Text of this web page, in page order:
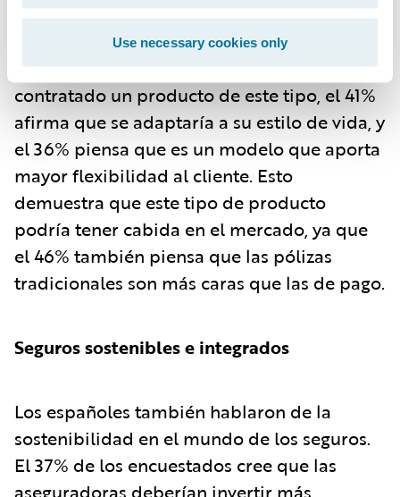
Use necessary cookies only
activar y desactivar en función de las
necesidades del momento. Aunque el 53%
de los encuestados reconoce que no ha
contratado un producto de este tipo, el 41%
afirma que se adaptaría a su estilo de vida, y
el 36% piensa que es un modelo que aporta
mayor flexibilidad al cliente. Esto
demuestra que este tipo de producto
podría tener cabida en el mercado, ya que
el 46% también piensa que las pólizas
tradicionales son más caras que las de pago.
Seguros sostenibles e integrados
Los españoles también hablaron de la
sostenibilidad en el mundo de los seguros.
El 37% de los encuestados cree que las